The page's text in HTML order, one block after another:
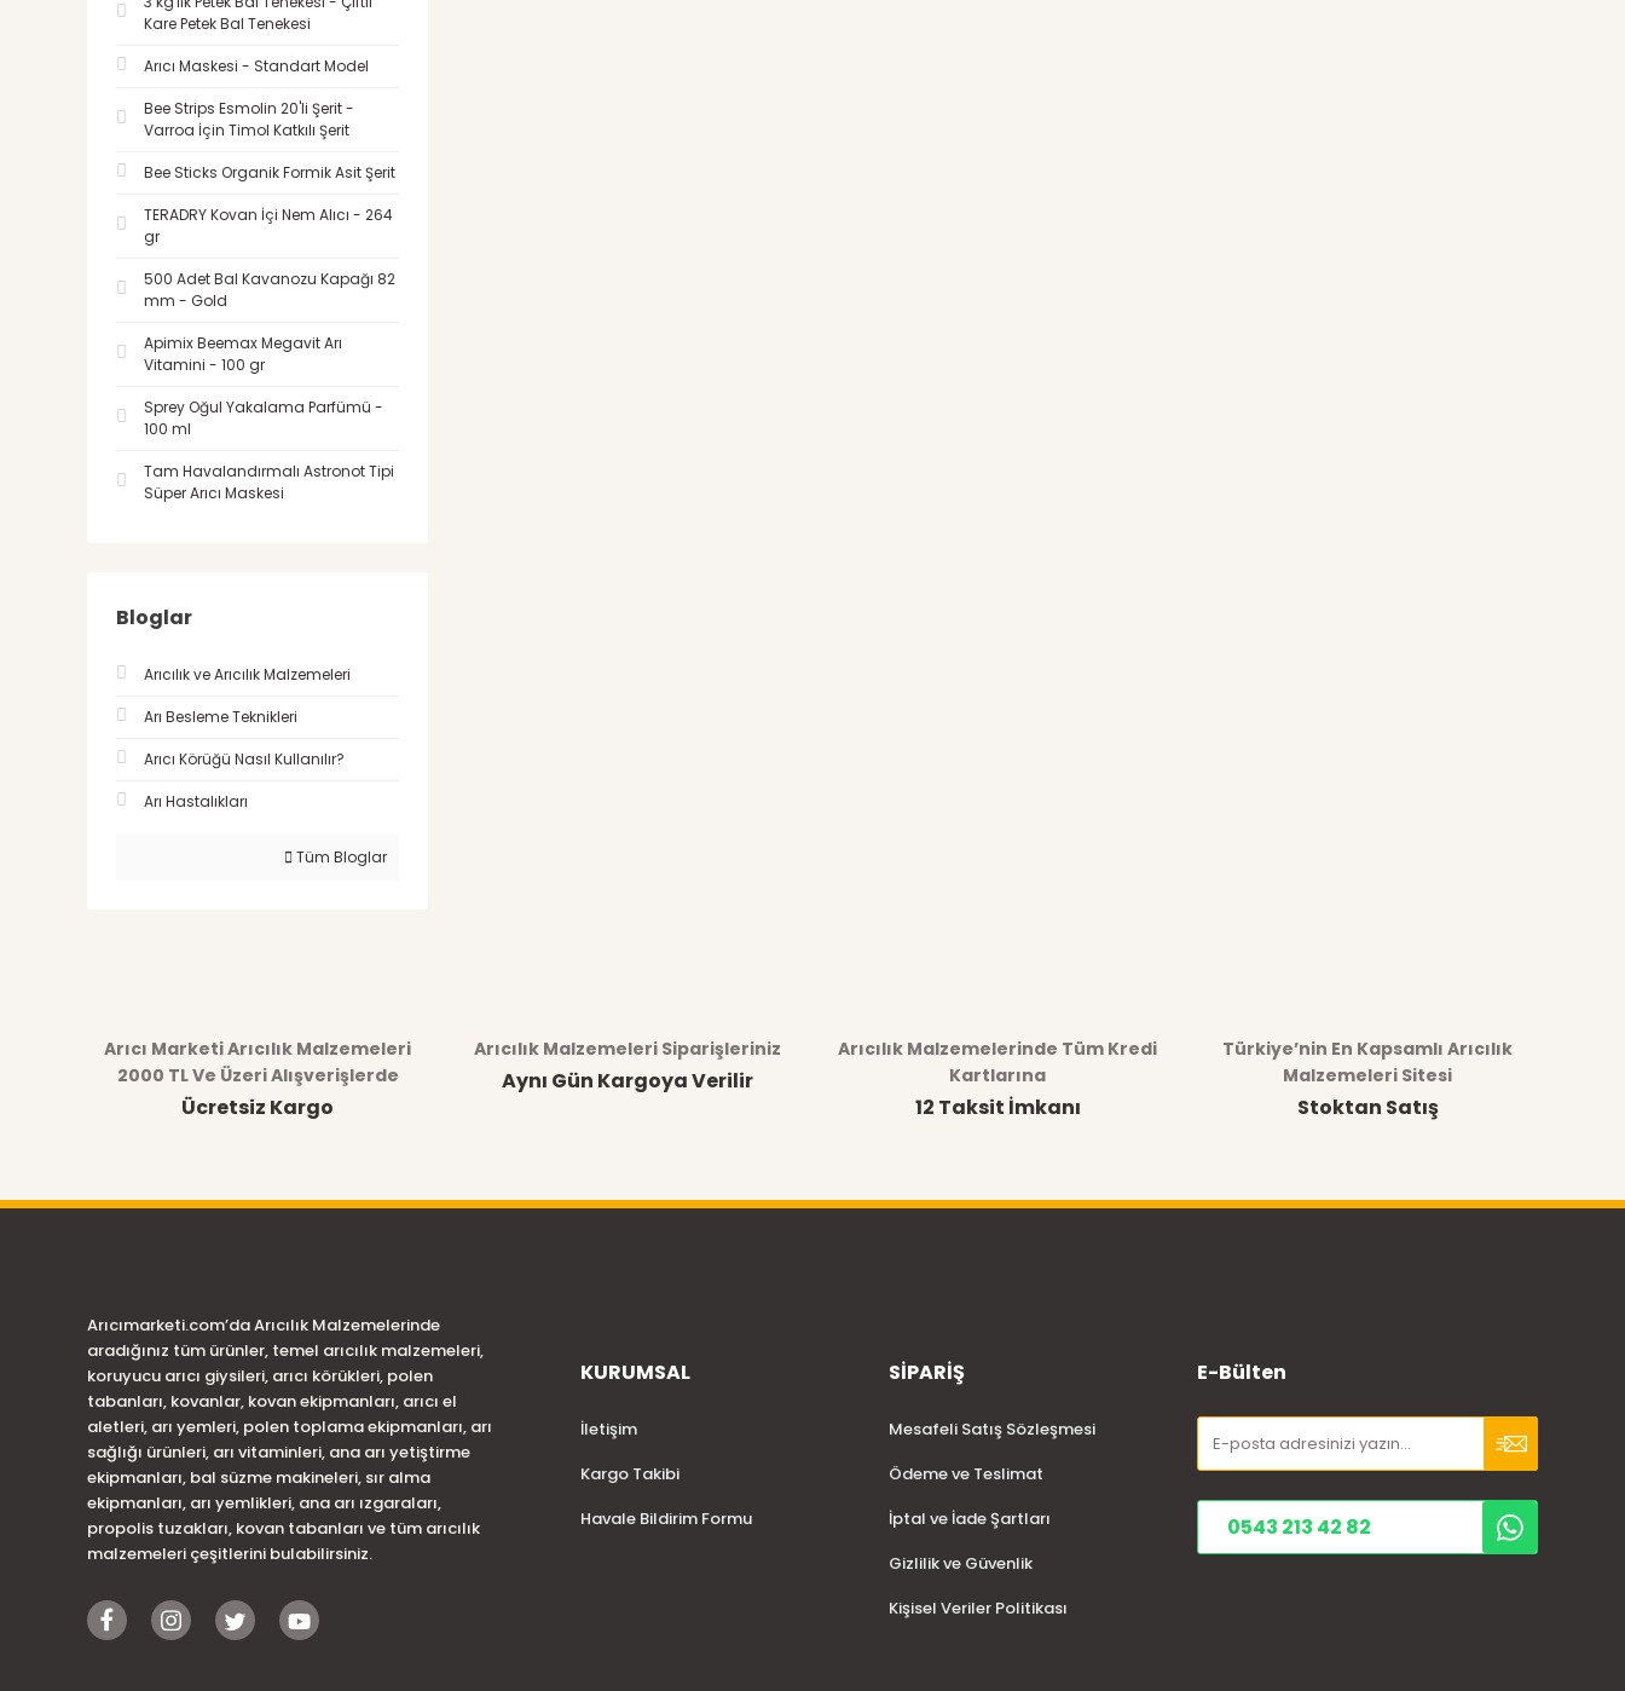
Kare Petek Bal Tenekesi
Arıcı Maskesi - Standart Model
Bee Strips Esmolin 20'li Şerit -
Varroa İçin Timol Katkılı Şerit
Bee Sticks Organik Formik Asit Şerit
TERADRY Kovan İçi Nem Alıcı - 264
gr
500 Adet Bal Kavanozu Kapağı 82
mm - Gold
Apimix Beemax Megavit Arı
Vitamini - 100 gr
Sprey Oğul Yakalama Parfümü -
100 ml
Tam Havalandırmalı Astronot Tipi
Süper Arıcı Maskesi
Bloglar
Arıcılık ve Arıcılık Malzemeleri
Arı Besleme Teknikleri
Arıcı Körüğü Nasıl Kullanılır?
Arı Hastalıkları
Tüm Bloglar
Arıcı Marketi Arıcılık Malzemeleri
2000 TL Ve Üzeri Alışverişlerde
Ücretsiz Kargo
Arıcılık Malzemeleri Siparişleriniz
Aynı Gün Kargoya Verilir
Arıcılık Malzemelerinde Tüm Kredi
Kartlarına
12 Taksit İmkanı
Türkiye’nin En Kapsamlı Arıcılık
Malzemeleri Sitesi
Stoktan Satış
Arıcımarketi.com’da Arıcılık Malzemelerinde
aradığınız tüm ürünler, temel arıcılık malzemeleri,
koruyucu arıcı giysileri, arıcı körükleri, polen
tabanları, kovanlar, kovan ekipmanları, arıcı el
aletleri, arı yemleri, polen toplama ekipmanları, arı
sağlığı ürünleri, arı vitaminleri, ana arı yetiştirme
ekipmanları, bal süzme makineleri, sır alma
ekipmanları, arı yemlikleri, ana arı ızgaraları,
propolis tuzakları, kovan tabanları ve tüm arıcılık
malzemeleri çeşitlerini bulabilirsiniz.
KURUMSAL
İletişim
Kargo Takibi
Havale Bildirim Formu
SİPARİŞ
Mesafeli Satış Sözleşmesi
Ödeme ve Teslimat
İptal ve İade Şartları
Gizlilik ve Güvenlik
Kişisel Veriler Politikası
E-Bülten
0543 213 42 82